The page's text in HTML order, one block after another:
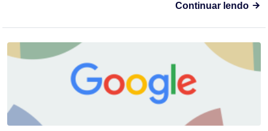
Continuar lendo